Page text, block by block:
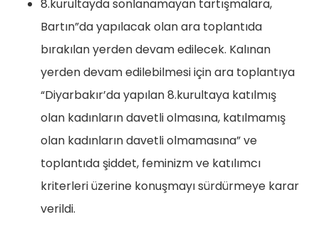
8.kurultayda sonlanamayan tartışmalara,
Bartın”da yapılacak olan ara toplantıda
bırakılan yerden devam edilecek. Kalınan
yerden devam edilebilmesi için ara toplantıya
“Diyarbakır’da yapılan 8.kurultaya katılmış
olan kadınların davetli olmasına, katılmamış
olan kadınların davetli olmamasına” ve
toplantıda şiddet, feminizm ve katılımcı
kriterleri üzerine konuşmayı sürdürmeye karar
verildi.